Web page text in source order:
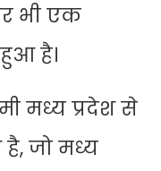
भी एक
है।
मध्य प्रदेश से
जो मध्य